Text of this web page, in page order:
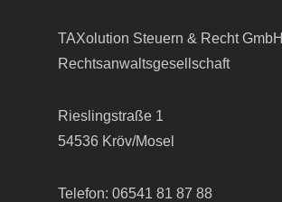
TAXolution Steuern & Recht GmbH
Rechtsanwaltsgesellschaft
Rieslingstraße 1
54536 Kröv/Mosel
Telefon: 06541 81 87 88